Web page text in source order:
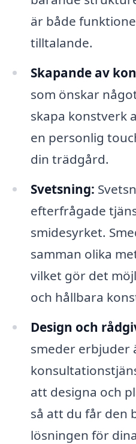
är både
tilltalande.
Skapande av
som önskar
skapa konstverk
en personlig
din trädgård.
Svetsning:
efterfrågade
smidesyrket.
samman olika
vilket gör det
och hållbara
Design och
smeder erbjuder
att designa och
så att du får den
lösningen för